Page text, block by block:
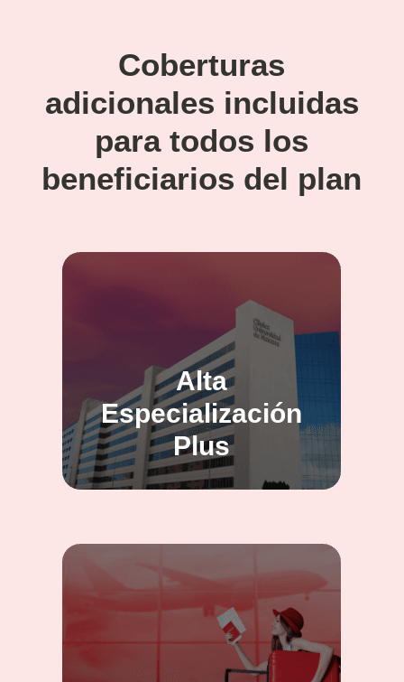
Coberturas
adicionales incluidas
para todos los
beneficiarios del plan
Alta
Especialización
Plus